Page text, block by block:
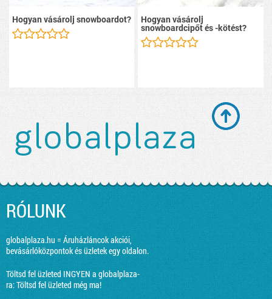
Hogyan vásárolj snowboardot? Hogyan vásárolj
snowboardcipőt és -kötést?
RÓLUNK
globalplaza.hu = Áruházláncok akciói,
bevásárlóközpontok és üzletek egy oldalon.
Töltsd fel üzleted INGYEN a globalplaza-
ra:Töltsd fel üzleted még ma!